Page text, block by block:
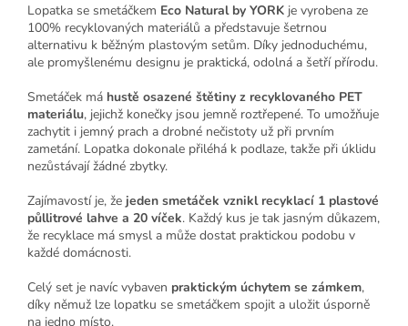
Lopatka se smetáčkem Eco Natural by YORK je vyrobena ze
100% recyklovaných materiálů a představuje šetrnou
alternativu k běžným plastovým setům. Díky jednoduchému,
ale promyšlenému designu je praktická, odolná a šetří přírodu.
Smetáček má hustě osazené štětiny z recyklovaného PET
materiálu, jejichž konečky jsou jemně roztřepené. To umožňuje
zachytit i jemný prach a drobné nečistoty už při prvním
zametání. Lopatka dokonale přiléhá k podlaze, takže při úklidu
nezůstávají žádné zbytky.
Zajímavostí je, že jeden smetáček vznikl recyklací 1 plastové
půllitrové lahve a 20 víček. Každý kus je tak jasným důkazem,
že recyklace má smysl a může dostat praktickou podobu v
každé domácnosti.
Celý set je navíc vybaven praktickým úchytem se zámkem,
díky němuž lze lopatku se smetáčkem spojit a uložit úsporně
na jedno místo.